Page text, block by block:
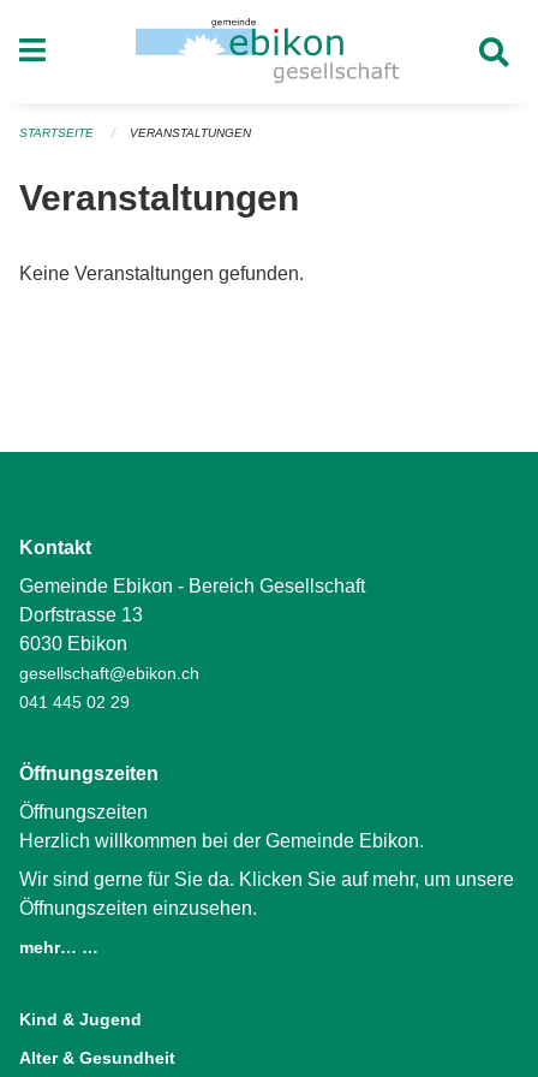
STARTSEITE VERANSTALTUNGEN
Veranstaltungen
Keine Veranstaltungen gefunden.
Kontakt
Gemeinde Ebikon - Bereich Gesellschaft
Dorfstrasse 13
6030 Ebikon
gesellschaft@ebikon.ch
041 445 02 29
Öffnungszeiten
Öffnungszeiten
Herzlich willkommen bei der Gemeinde Ebikon.
Wir sind gerne für Sie da. Klicken Sie auf mehr, um unsere
Öffnungszeiten einzusehen.
mehr… …
Kind & Jugend
Alter & Gesundheit